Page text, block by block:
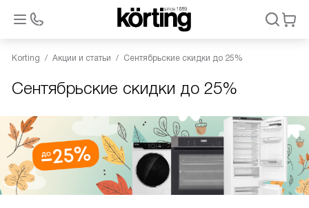
Korting Акции и статьи Сентябрьские скидки до 25%
Сентябрьские скидки до 25%